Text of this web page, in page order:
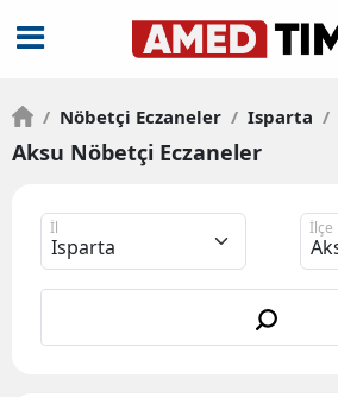
/ Nöbetçi Eczaneler / Isparta /
Aksu Nöbetçi Eczaneler
İl İlçe